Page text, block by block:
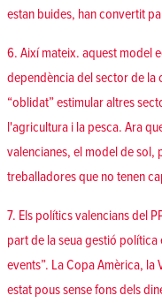
estan buides, han convertit
6. Així mateix. aquest model
dependència del sector de
“oblidat” estimular altres
l'agricultura i la pesca. Ara
valencianes, el model de sol,
treballadores que no tenen
7. Els polítics valencians del
part de la seua gestió
events”. La Copa Amèrica,
estat pous sense fons dels